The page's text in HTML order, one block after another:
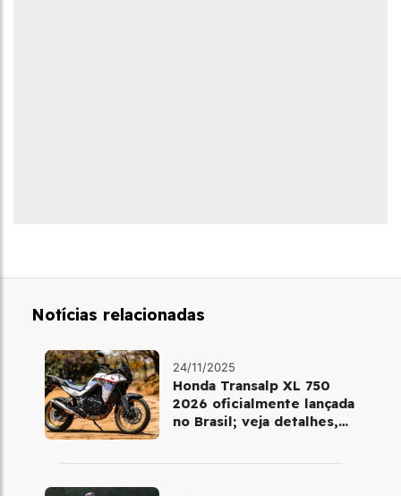
Notícias relacionadas
24/11/2025
Honda Transalp XL 750
2026 oficialmente lançada
no Brasil; veja detalhes,